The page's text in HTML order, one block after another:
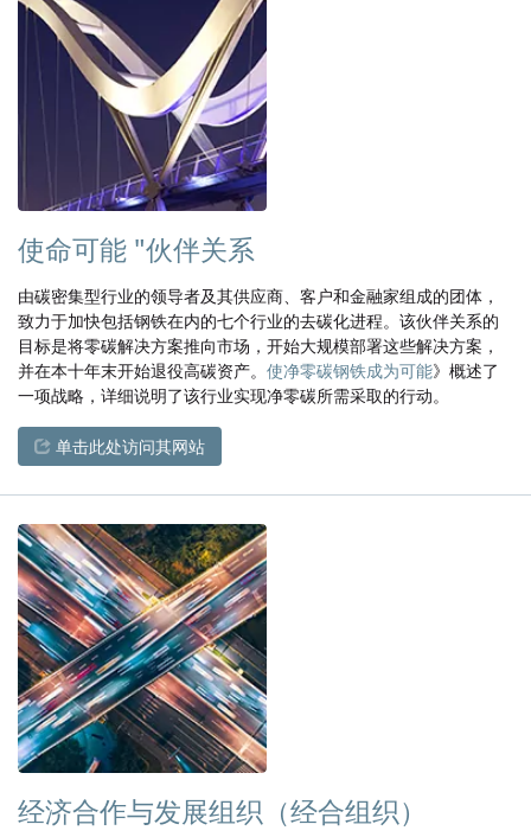
使命可能 "伙伴关系
由碳密集型行业的领导者及其供应商、客户和金融家组成的团体，
致力于加快包括钢铁在内的七个行业的去碳化进程。该伙伴关系的
目标是将零碳解决方案推向市场，开始大规模部署这些解决方案，
并在本十年末开始退役高碳资产。 使净零碳钢铁成为可能》概述了
一项战略，详细说明了该行业实现净零碳所需采取的行动。
单击此处访问其网站
经济合作与发展组织（经合组织）